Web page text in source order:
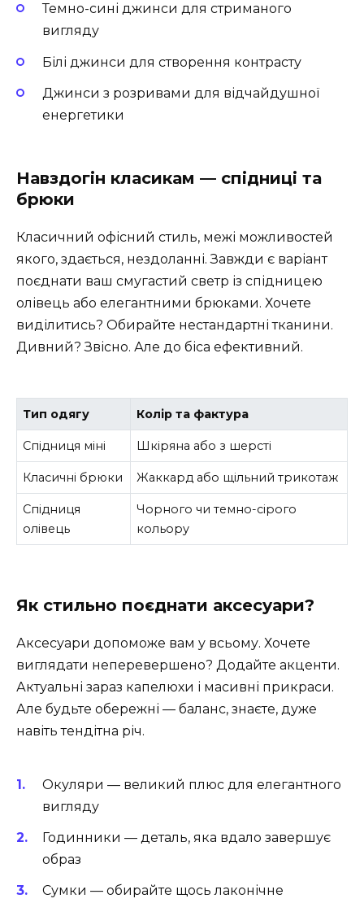
Темно-сині джинси для стриманого
вигляду
Білі джинси для створення контрасту
Джинси з розривами для відчайдушної
енергетики
Навздогін класикам — спідниці та
брюки
Класичний офісний стиль, межі можливостей
якого, здається, нездоланні. Завжди є варіант
поєднати ваш смугастий светр із спідницею
олівець або елегантними брюками. Хочете
виділитись? Обирайте нестандартні тканини.
Дивний? Звісно. Але до біса ефективний.
Тип одягу Колір та фактура
Спідниця міні Шкіряна або з шерсті
Класичні брюки Жаккард або щільний трикотаж
Спідниця
олівець
Чорного чи темно-сірого
кольору
Як стильно поєднати аксесуари?
Аксесуари допоможе вам у всьому. Хочете
виглядати неперевершено? Додайте акценти.
Актуальні зараз капелюхи і масивні прикраси.
Але будьте обережні — баланс, знаєте, дуже
навіть тендітна річ.
Окуляри — великий плюс для елегантного
вигляду
Годинники — деталь, яка вдало завершує
образ
Сумки — обирайте щось лаконічне